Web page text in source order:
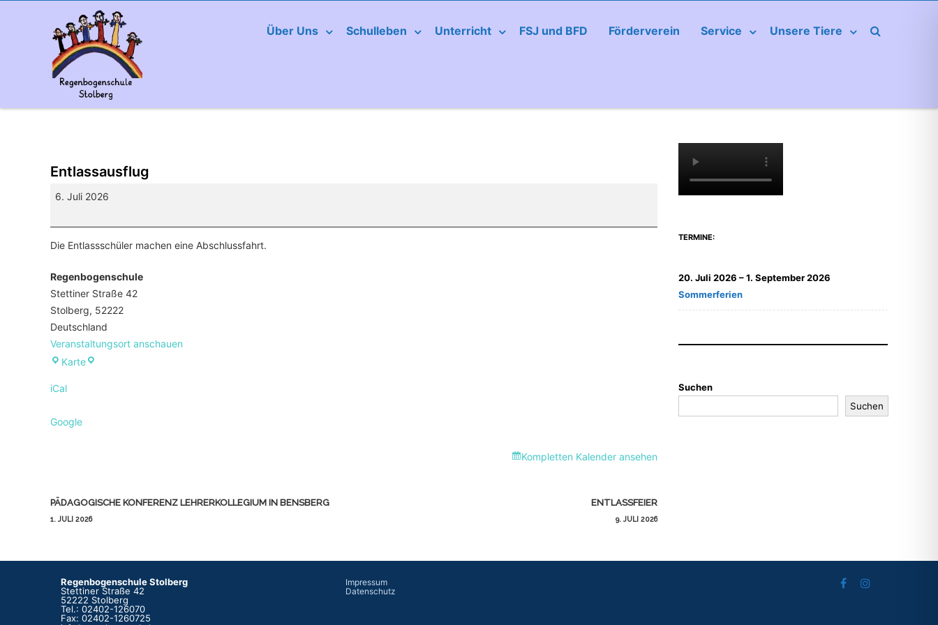
Über Uns Schulleben Unterricht FSJ und BFD Förderverein Service Unsere Tiere
Entlassausflug
Entlassausflug
6. Juli 2026
Die Entlassschüler machen eine Abschlussfahrt.
Regenbogenschule
Stettiner Straße 42
Stolberg, 52222
Deutschland
Veranstaltungsort anschauen
KarteRegenbogenschule
iCal
Google
Kompletten Kalender ansehen
Beitragsnavigation
PÄDAGOGISCHE KONFERENZ LEHRERKOLLEGIUM IN BENSBERG
1. JULI 2026
ENTLASSFEIER
9. JULI 2026
TERMINE:
20. Juli 2026 –1. September 2026
Sommerferien
Suchen
Suchen
Regenbogenschule Stolberg
Stettiner Straße 42
52222 Stolberg
Tel.: 02402-126070
Fax: 02402-1260725
Impressum
Datenschutz